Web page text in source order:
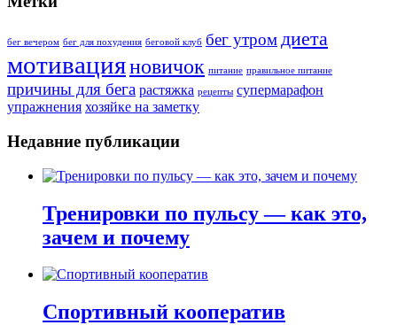
бег вечером бег для похудения беговой клуб бег утромдиета
мотивацияновичок питание правильное питание
причины для бега растяжка рецепты супермарафон
упражнения хозяйке на заметку
Недавние публикации
Тренировки по пульсу — как это,
зачем и почему
Спортивный кооператив